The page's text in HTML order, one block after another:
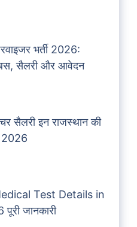
भर्ती 2026:
सैलरी और आवेदन
सैलरी इन राजस्थान की
2026
Test Details in
जानकारी